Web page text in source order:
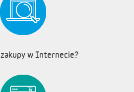
zakupy w Internecie?